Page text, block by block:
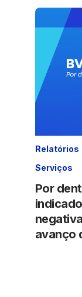
Relatórios
Serviços
Por
avanço